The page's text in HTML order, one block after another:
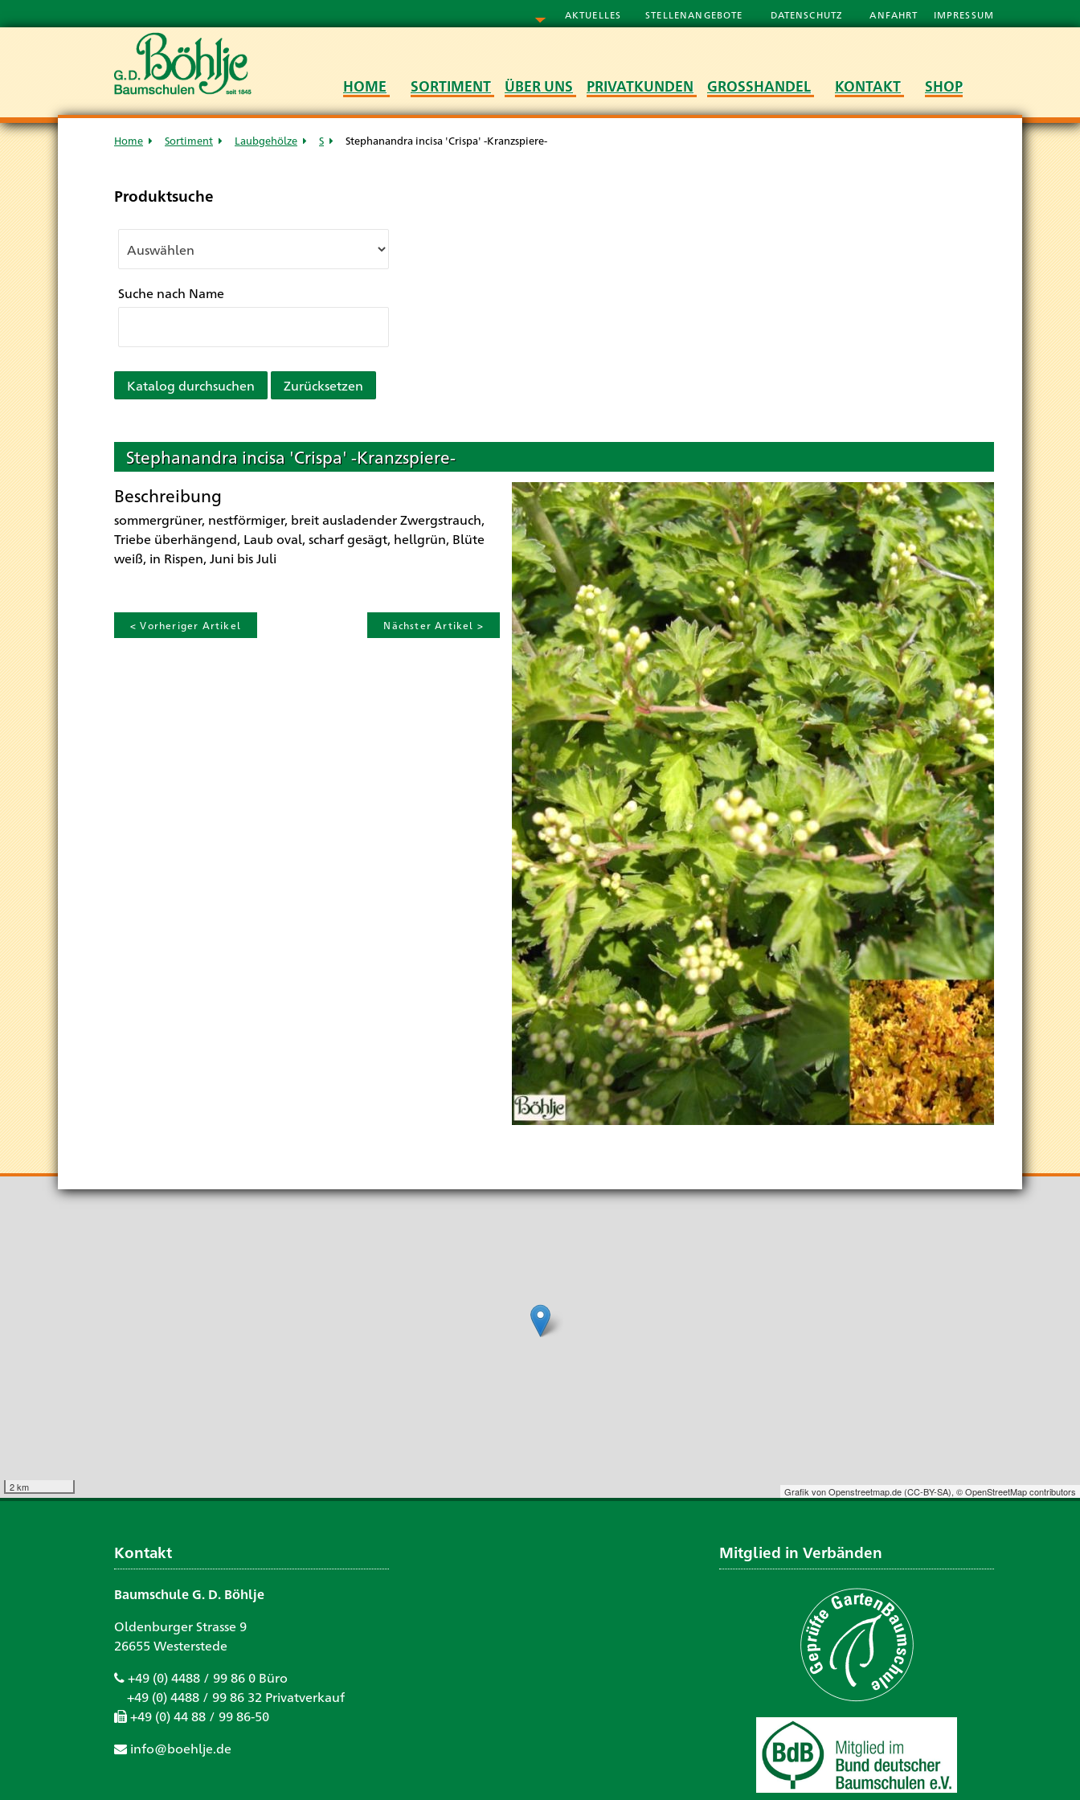
AKTUELLES STELLENANGEBOTE DATENSCHUTZ ANFAHRT IMPRESSUM
HOME SORTIMENT ÜBER UNS PRIVATKUNDEN GROSSHANDEL KONTAKT SHOP
Home Sortiment Laubgehölze S Stephanandra incisa 'Crispa' -Kranzspiere-
Produktsuche
Suche nach Name
Katalog durchsuchen Zurücksetzen
Stephanandra incisa 'Crispa' -Kranzspiere-
Beschreibung
sommergrüner, nestförmiger, breit ausladender Zwergstrauch,
Triebe überhängend, Laub oval, scharf gesägt, hellgrün, Blüte
weiß, in Rispen, Juni bis Juli
< Vorheriger Artikel Nächster Artikel >
2 km Grafik vonOpenstreetmap.de (CC-BY-SA), © OpenStreetMap contributors
Kontakt
Baumschule G. D. Böhlje
Oldenburger Strasse 9
26655 Westerstede
+49 (0) 4488 / 99 86 0 Büro
+49 (0) 4488 / 99 86 32 Privatverkauf
+49 (0) 44 88 / 99 86-50
info@boehlje.de
Mitglied in Verbänden